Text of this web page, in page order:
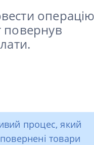
операцію
повернув
процес, який
товари